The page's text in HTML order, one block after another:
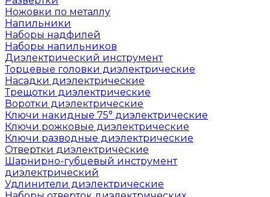
Ножовки по металлу
Напильники
Наборы надфилей
Наборы напильников
Диэлектрический инструмент
Торцевые головки диэлектрические
Насадки диэлектрические
Трещотки диэлектрические
Воротки диэлектрические
Ключи накидные 75° диэлектрические
Ключи рожковые диэлектрические
Ключи разводные диэлектрические
Отвертки диэлектрические
Шарнирно-губцевый инструмент
диэлектрический
Удлинители диэлектрические